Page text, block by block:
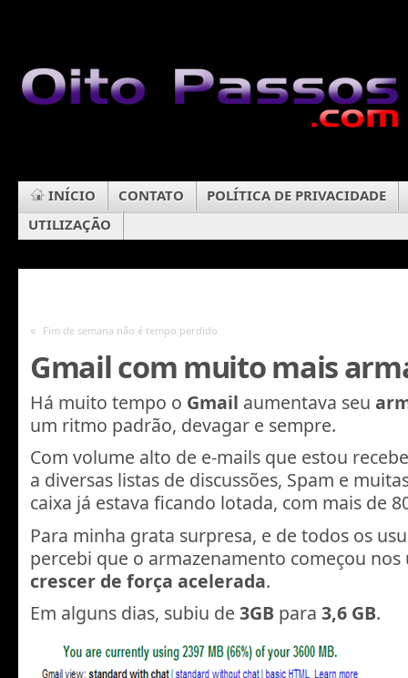
INÍCIO CONTATO
POLÍTICA DE PRIVACIDADE
UTILIZAÇÃO
« Fim de semana não é tempo perdido
Gmail com muito mais
Há muito tempo o Gmail aumentava seu
um ritmo padrão, devagar e sempre.
Com volume alto de e-mails que estou
a diversas listas de discussões, Spam e
caixa já estava ficando lotada, com mais de
Para minha grata surpresa, e de todos os
percebi que o armazenamento começou nos
crescer de força acelerada.
Em alguns dias, subiu de 3GB para 3,6 GB.